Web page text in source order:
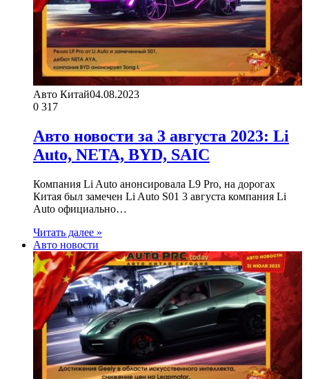
Авто Китай04.08.2023
0 317
Авто новости за 3 августа 2023: Li
Auto, NETA, BYD, SAIC
Компания Li Auto анонсировала L9 Pro, на дорогах
Китая был замечен Li Auto S01 3 августа компания Li
Auto официально…
Читать далее »
Авто новости